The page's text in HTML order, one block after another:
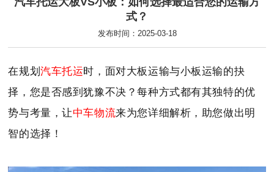
式？
发布时间：2025-03-18
在规划汽车托运时，面对大板运输与小板运输的抉
择，您是否感到犹豫不决？每种方式都有其独特的优
势与考量，让中车物流来为您详细解析，助您做出明
智的选择！